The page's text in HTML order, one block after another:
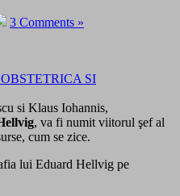
3 Comments »
si Klaus Iohannis,
, va fi numit viitorul şef al
cum se zice.
lui Eduard Hellvig pe